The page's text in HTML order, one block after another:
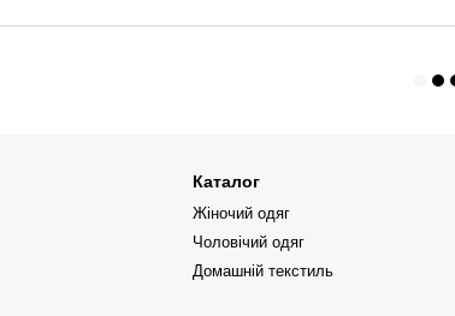
Каталог
Жіночий одяг
Чоловічий одяг
Домашній текстиль